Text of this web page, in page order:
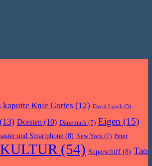
kaputte Knie Gottes (12) David Lynch (5)
(13) Dorsten (10) Dänemark (7) Eigen (15)
und Smartphone (8) New York (7) Peter
(54) Superschiff (8) Tao